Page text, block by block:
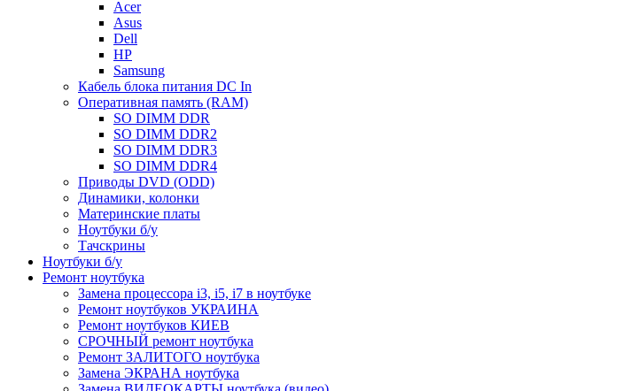
Acer
Asus
Dell
HP
Samsung
Кабель блока питания DC In
Оперативная память (RAM)
SO DIMM DDR
SO DIMM DDR2
SO DIMM DDR3
SO DIMM DDR4
Приводы DVD (ODD)
Динамики, колонки
Материнские платы
Ноутбуки б/у
Тачскрины
Ноутбуки б/у
Ремонт ноутбука
Замена процессора i3, i5, i7 в ноутбуке
Ремонт ноутбуков УКРАИНА
Ремонт ноутбуков КИЕВ
СРОЧНЫЙ ремонт ноутбука
Ремонт ЗАЛИТОГО ноутбука
Замена ЭКРАНА ноутбука